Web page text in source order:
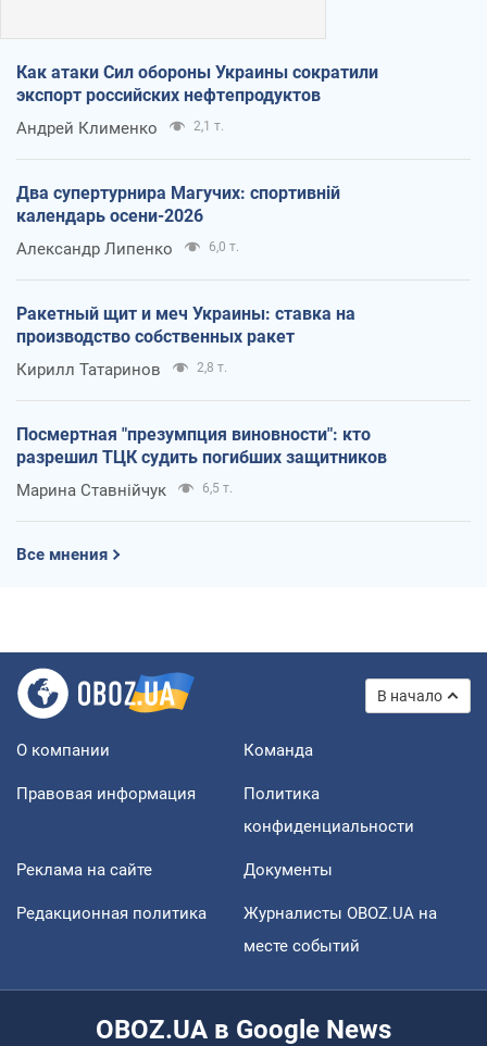
Как атаки Сил обороны Украины сократили
экспорт российских нефтепродуктов
Андрей Клименко 2,1 т.
Два супертурнира Магучих: спортивній
календарь осени-2026
Александр Липенко 6,0 т.
Ракетный щит и меч Украины: ставка на
производство собственных ракет
Кирилл Татаринов 2,8 т.
Посмертная "презумпция виновности": кто
разрешил ТЦК судить погибших защитников
Марина Ставнійчук 6,5 т.
Все мнения
В начало
О компании Команда
Правовая информация
Политика
конфиденциальности
Реклама на сайте Документы
Редакционная политика
Журналисты OBOZ.UA на
месте событий
OBOZ.UA в Google News